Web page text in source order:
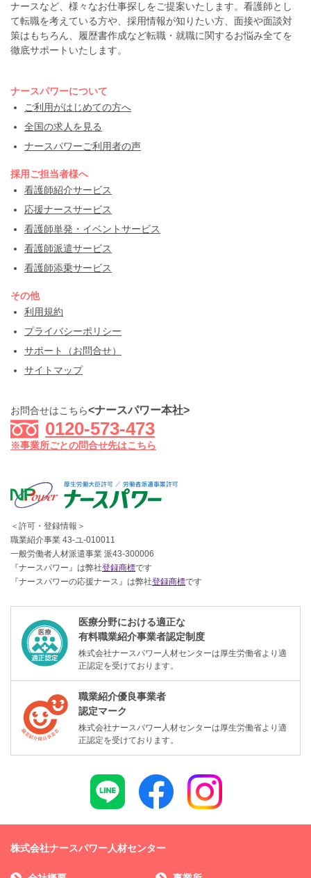
ナースなど、様々なお仕事探しをご提案いたします。看護師とし
て転職を考えている方や、採用情報が知りたい方、面接や面談対
策はもちろん、履歴書作成など転職・就職に関するお悩み全てを
徹底サポートいたします。
ナースパワーについて
ご利用がはじめての方へ
全国の求人を見る
ナースパワーご利用者の声
採用ご担当者様へ
看護師紹介サービス
応援ナースサービス
看護師単発・イベントサービス
看護師派遣サービス
看護師添乗サービス
その他
利用規約
プライバシーポリシー
サポート（お問合せ）
サイトマップ
お問合せはこちら<ナースパワー本社>
0120-573-473
※事業所ごとの問合せ先はこちら
＜許可・登録情報＞
職業紹介事業 43-ユ-010011
一般労働者人材派遣事業 派43-300006
『ナースパワー』は弊社登録商標です
『ナースパワーの応援ナース』は弊社登録商標です
医療分野における適正な
有料職業紹介事業者認定制度
株式会社ナースパワー人材センターは厚生労働省より適
正認定を受けております。
職業紹介優良事業者
認定マーク
株式会社ナースパワー人材センターは厚生労働省より適
正認定を受けております。
株式会社ナースパワー人材センター